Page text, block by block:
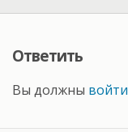
Ответить
Вы должны войти